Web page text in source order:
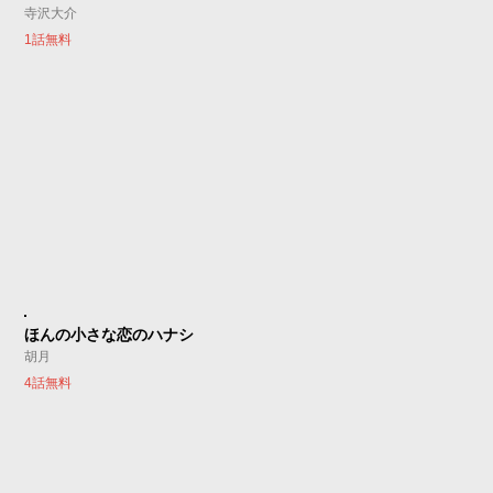
寺沢大介
1話無料
ほんの小さな恋のハナシ
胡月
4話無料